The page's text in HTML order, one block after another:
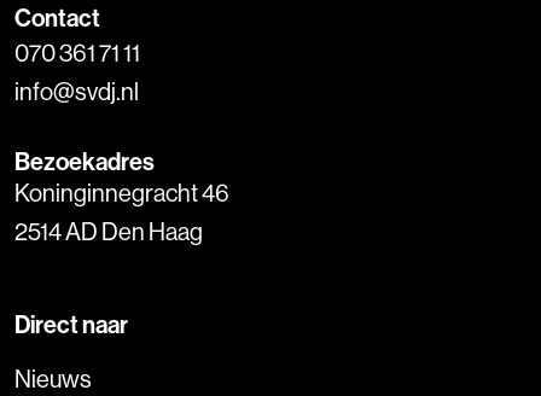
Contact
070 361 71 11
info@svdj.nl
Bezoekadres
Koninginnegracht 46
2514 AD Den Haag
Direct naar
Nieuws